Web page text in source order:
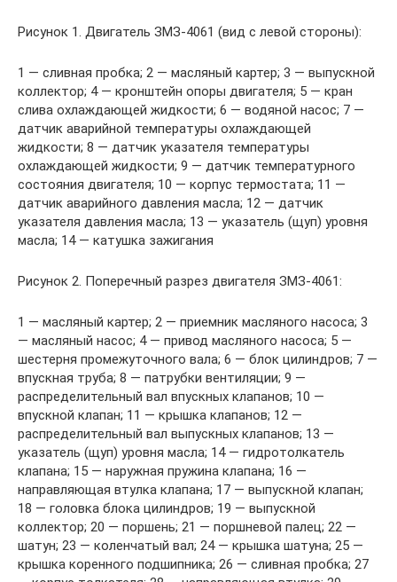
Рисунок 1. Двигатель ЗМЗ-4061 (вид с левой стороны):
1 — сливная пробка; 2 — масляный картер; 3 — выпускной
коллектор; 4 — кронштейн опоры двигателя; 5 — кран
слива охлаждающей жидкости; 6 — водяной насос; 7 —
датчик аварийной температуры охлаждающей
жидкости; 8 — датчик указателя температуры
охлаждающей жидкости; 9 — датчик температурного
состояния двигателя; 10 — корпус термостата; 11 —
датчик аварийного давления масла; 12 — датчик
указателя давления масла; 13 — указатель (щуп) уровня
масла; 14 — катушка зажигания
Рисунок 2. Поперечный разрез двигателя ЗМЗ-4061:
1 — масляный картер; 2 — приемник масляного насоса; 3
— масляный насос; 4 — привод масляного насоса; 5 —
шестерня промежуточного вала; 6 — блок цилиндров; 7 —
впускная труба; 8 — патрубки вентиляции; 9 —
распределительный вал впускных клапанов; 10 —
впускной клапан; 11 — крышка клапанов; 12 —
распределительный вал выпускных клапанов; 13 —
указатель (щуп) уровня масла; 14 — гидротолкатель
клапана; 15 — наружная пружина клапана; 16 —
направляющая втулка клапана; 17 — выпускной клапан;
18 — головка блока цилиндров; 19 — выпускной
коллектор; 20 — поршень; 21 — поршневой палец; 22 —
шатун; 23 — коленчатый вал; 24 — крышка шатуна; 25 —
крышка коренного подшипника; 26 — сливная пробка; 27